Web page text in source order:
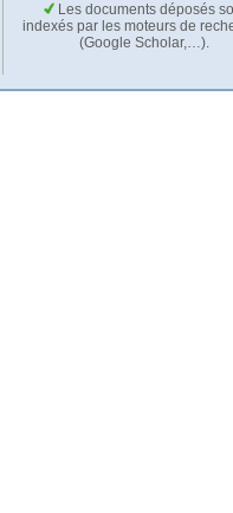
Les documents déposés
indexés par les moteurs de
(Google Scholar,…).